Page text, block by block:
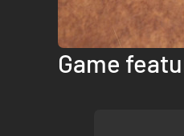
Game